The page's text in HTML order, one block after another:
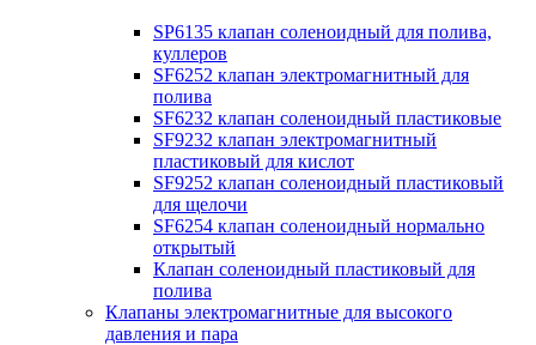
SP6135 клапан соленоидный для полива,
куллеров
SF6252 клапан электромагнитный для
полива
SF6232 клапан соленоидный пластиковые
SF9232 клапан электромагнитный
пластиковый для кислот
SF9252 клапан соленоидный пластиковый
для щелочи
SF6254 клапан соленоидный нормально
открытый
Клапан соленоидный пластиковый для
полива
Клапаны электромагнитные для высокого
давления и пара